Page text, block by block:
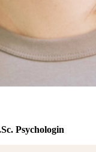
Psychologin